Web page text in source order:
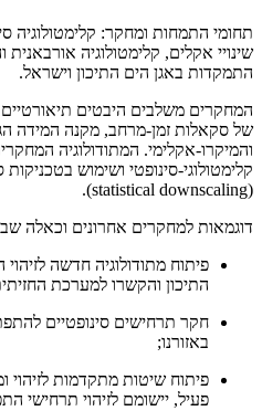
תחומי התמחות ומחקר: קלימטולוגיה
שינויי אקלים, קלימטולוגיה
התמקדות באגן הים התיכון וישראל.
המחקרים משלבים היבטים תיאורטיים
של סקאלות זמן-מרחב, מקנה המידה
והמיקרו-אקלימי. המתודולוגיה
קלימטולוגי-סינופטי ושימוש
(statistical downscaling).
דוגמאות למחקרים אחרונים וכאלה
פיתוח מתודולוגיה חדשה
התיכון והקשרו למערכת
חקר תרחישים סינופטיים
באזורנו;
פיתוח שיטות מתקדמות לזיהוי
פעיל, יישומם לזיהוי תרחישי